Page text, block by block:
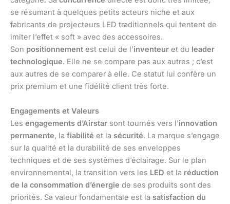
se résumant à quelques petits acteurs niche et aux
fabricants de projecteurs LED traditionnels qui tentent de
imiter l’effet « soft » avec des accessoires.
Son positionnement est celui de l’inventeur et du leader
technologique. Elle ne se compare pas aux autres ; c’est
aux autres de se comparer à elle. Ce statut lui confère un
prix premium et une fidélité client très forte.
Engagements et Valeurs
Les engagements d’Airstar sont tournés vers l’innovation
permanente, la fiabilité et la sécurité. La marque s’engage
sur la qualité et la durabilité de ses enveloppes
techniques et de ses systèmes d’éclairage. Sur le plan
environnemental, la transition vers les LED et la réduction
de la consommation d’énergie de ses produits sont des
priorités. Sa valeur fondamentale est la satisfaction du